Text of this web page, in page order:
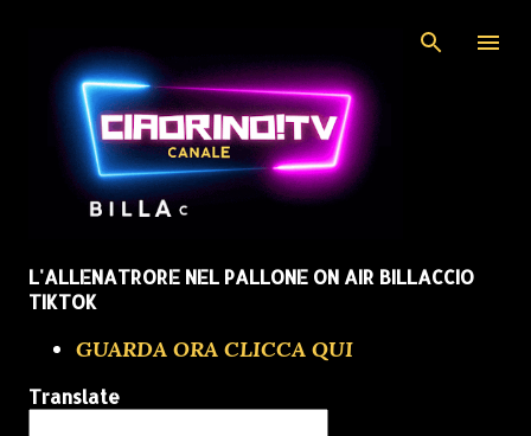
L'ALLENATRORE NEL PALLONE ON AIR BILLACCIO
TIKTOK
GUARDA ORA CLICCA QUI
Translate